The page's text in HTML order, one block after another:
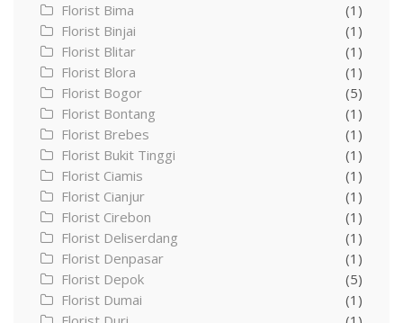
Florist Bima
(1)
Florist Binjai
(1)
Florist Blitar
(1)
Florist Blora
(1)
Florist Bogor
(5)
Florist Bontang
(1)
Florist Brebes
(1)
Florist Bukit Tinggi
(1)
Florist Ciamis
(1)
Florist Cianjur
(1)
Florist Cirebon
(1)
Florist Deliserdang
(1)
Florist Denpasar
(1)
Florist Depok
(5)
Florist Dumai
(1)